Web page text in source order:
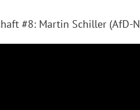
#8: Martin Schiller (AfD-